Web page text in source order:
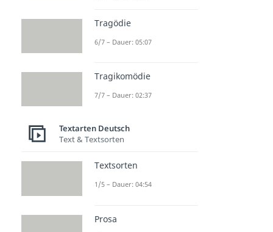
Tragödie
6/7 – Dauer: 05:07
Tragikomödie
7/7 – Dauer: 02:37
Textarten Deutsch
Text & Textsorten
Textsorten
1/5 – Dauer: 04:54
Prosa